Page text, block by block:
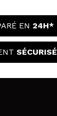
EN 24H*
SÉCURISÉ